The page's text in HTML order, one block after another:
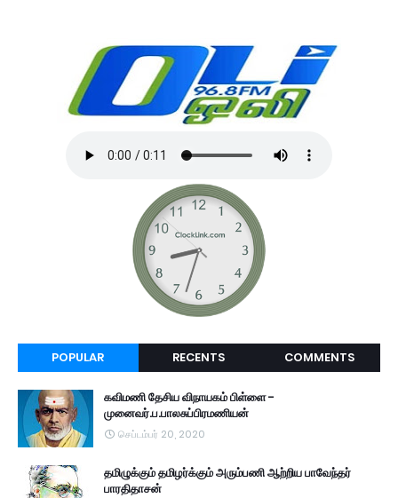
POPULAR RECENTS COMMENTS
கவிமணி தேசிய விநாயகம் பிள்ளை -
முனைவர்.ப.பாலசுப்பிரமணியன்
செப்டம்பர் 20, 2020
தமிழுக்கும் தமிழர்க்கும் அரும்பணி ஆற்றிய பாவேந்தர்
பாரதிதாசன்